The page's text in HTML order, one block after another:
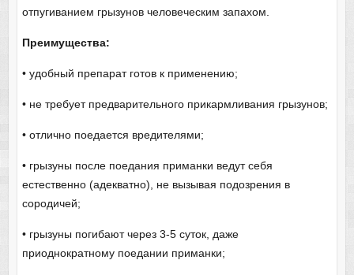
отпугиванием грызунов человеческим запахом.
Преимущества:
• удобный препарат готов к применению;
• не требует предварительного прикармливания грызунов;
• отлично поедается вредителями;
• грызуны после поедания приманки ведут себя
естественно (адекватно), не вызывая подозрения в
сородичей;
• грызуны погибают через 3-5 суток, даже
приоднократному поедании приманки;